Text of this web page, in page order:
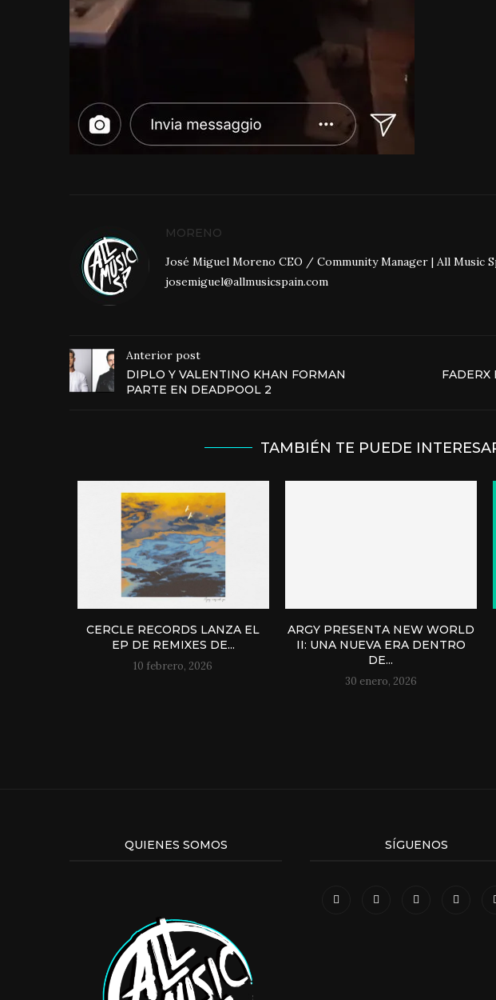
MORENO
José Miguel Moreno CEO / Community Manager | All Music
josemiguel@allmusicspain.com
Anterior post
DIPLO Y VALENTINO KHAN FORMAN
PARTE EN DEADPOOL 2
FADERX
TAMBIÉN TE PUEDE
CERCLE RECORDS LANZA EL
EP DE REMIXES DE...
10 febrero, 2026
ARGY PRESENTA NEW WORLD
II: UNA NUEVA ERA DENTRO
DE...
30 enero, 2026
QUIENES SOMOS SÍGUENOS